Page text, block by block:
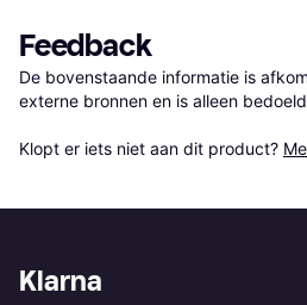
Feedback
De bovenstaande informatie is
externe bronnen en is alleen
Klopt er iets niet aan dit product?
Klarna